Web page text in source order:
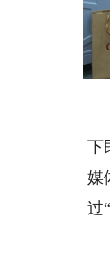
下
媒
过
9